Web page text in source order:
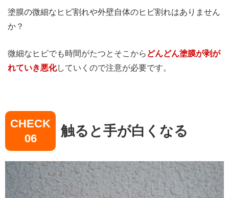
塗膜の微細なヒビ割れや外壁自体のヒビ割れはありません
か？
微細なヒビでも時間がたつとそこから どんどん塗膜が剥が
れていき悪化していくので注意が必要です。
CHECK
06
触ると手が白くなる